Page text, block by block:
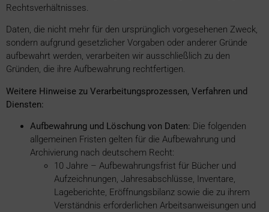
Rechtsverhältnisses.
Daten, die nicht mehr für den ursprünglich vorgesehenen Zweck,
sondern aufgrund gesetzlicher Vorgaben oder anderer Gründe
aufbewahrt werden, verarbeiten wir ausschließlich zu den
Gründen, die ihre Aufbewahrung rechtfertigen.
Weitere Hinweise zu Verarbeitungsprozessen, Verfahren und
Diensten:
Aufbewahrung und Löschung von Daten: Die folgenden
allgemeinen Fristen gelten für die Aufbewahrung und
Archivierung nach deutschem Recht:
10 Jahre – Aufbewahrungsfrist für Bücher und
Aufzeichnungen, Jahresabschlüsse, Inventare,
Lageberichte, Eröffnungsbilanz sowie die zu ihrem
Verständnis erforderlichen Arbeitsanweisungen und